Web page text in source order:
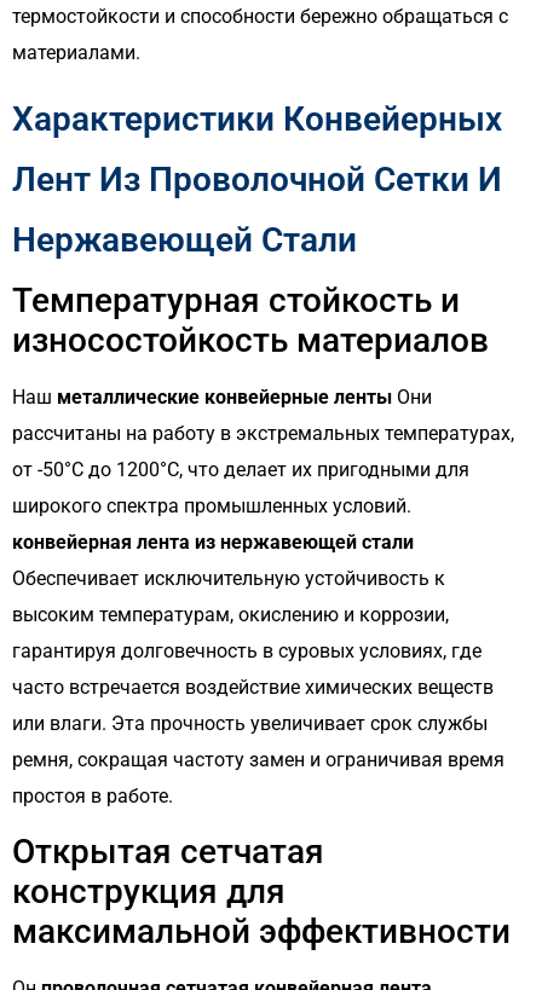
термостойкости и способности бережно обращаться с
материалами.
Характеристики Конвейерных
Лент Из Проволочной Сетки И
Нержавеющей Стали
Температурная стойкость и
износостойкость материалов
Наш металлические конвейерные ленты Они
рассчитаны на работу в экстремальных температурах,
от -50°C до 1200°C, что делает их пригодными для
широкого спектра промышленных условий.
конвейерная лента из нержавеющей стали
Обеспечивает исключительную устойчивость к
высоким температурам, окислению и коррозии,
гарантируя долговечность в суровых условиях, где
часто встречается воздействие химических веществ
или влаги. Эта прочность увеличивает срок службы
ремня, сокращая частоту замен и ограничивая время
простоя в работе.
Открытая сетчатая
конструкция для
максимальной эффективности